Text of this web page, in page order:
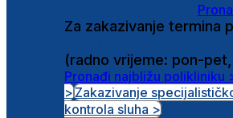
Za zakazivanje termina
(radno vrijeme: pon-pet,
Pronađi najbližu polikliniku
>Zakazivanje
kontrola sluha >